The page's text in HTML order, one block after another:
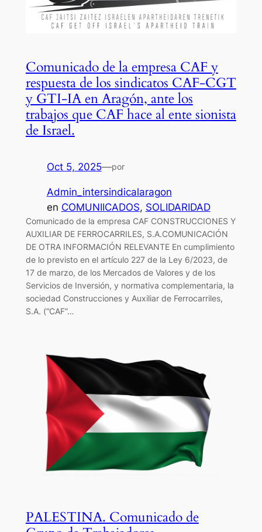
Comunicado de la empresa CAF y
respuesta de los sindicatos CAF-CGT
y GTI-IA en Aragón, ante los
trabajos que CAF hace al ente sionista
de Israel.
Oct 5, 2025—por
Admin_intersindicalaragon
en COMUNIICADOS, SOLIDARIDAD
Comunicado de la empresa CAF CONSTRUCCIONES Y
AUXILIAR DE FERROCARRILES, S.A.COMUNICACIÓN
DE OTRA INFORMACIÓN RELEVANTE En cumplimiento
de lo previsto en el artículo 227 de la Ley 6/2023, de
17 de marzo, de los Mercados de Valores y de los
Servicios de Inversión, y normativa complementaria, la
sociedad Construcciones y Auxiliar de Ferrocarriles,
S.A. (“CAF”…
PALESTINA. Comunicado de